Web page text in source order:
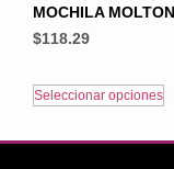
MOCHILA MOLTON
$118.29
Seleccionar opciones